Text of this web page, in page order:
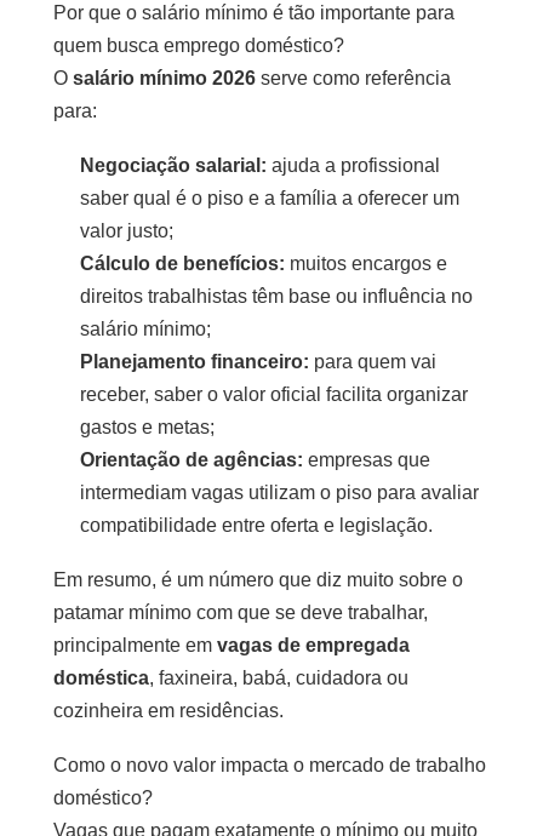
Por que o salário mínimo é tão importante para
quem busca emprego doméstico?
O salário mínimo 2026 serve como referência
para:
Negociação salarial: ajuda a profissional
saber qual é o piso e a família a oferecer um
valor justo;
Cálculo de benefícios: muitos encargos e
direitos trabalhistas têm base ou influência no
salário mínimo;
Planejamento financeiro: para quem vai
receber, saber o valor oficial facilita organizar
gastos e metas;
Orientação de agências: empresas que
intermediam vagas utilizam o piso para avaliar
compatibilidade entre oferta e legislação.
Em resumo, é um número que diz muito sobre o
patamar mínimo com que se deve trabalhar,
principalmente em vagas de empregada
doméstica, faxineira, babá, cuidadora ou
cozinheira em residências.
Como o novo valor impacta o mercado de trabalho
doméstico?
Vagas que pagam exatamente o mínimo ou muito